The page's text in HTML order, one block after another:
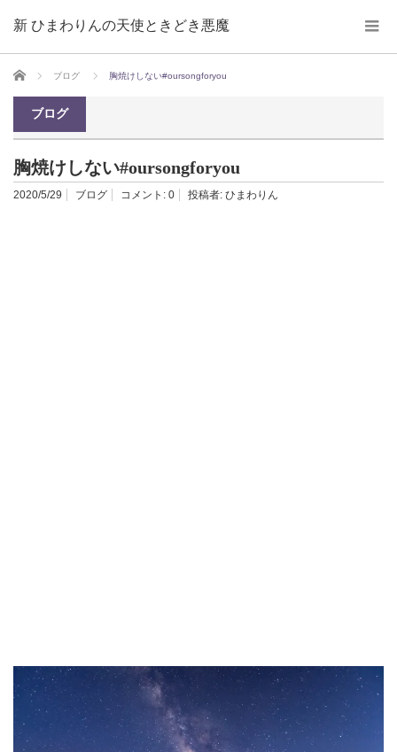
新 ひまわりんの天使ときどき悪魔
ホーム ブログ 胸焼けしない#oursongforyou
ブログ
胸焼けしない#oursongforyou
2020/5/29 ブログ コメント: 0 投稿者: ひまわりん